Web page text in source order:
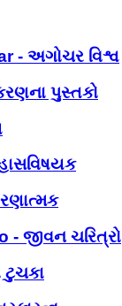
- અગોચર વિશ્વ
પુસ્તકો
- જીવન ચરિત્રો
ટુચકા